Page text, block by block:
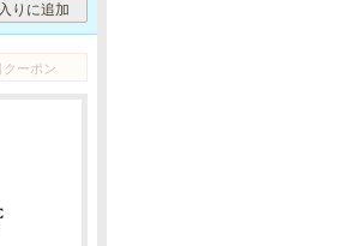
りに追加
ーポン